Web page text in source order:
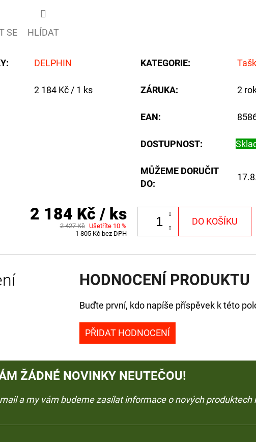
SE HLÍDAT
: DELPHIN
Měrná
2 184 Kč / 1 ks
KATEGORIE:
ZÁRUKA: 2
EAN:
DOSTUPNOST:
MŮŽEME DORUČIT
DO:
2 184 Kč / ks
2 427 Kč Ušetříte 10 %
1 805 Kč bez DPH
DO KOŠÍKU
HODNOCENÍ PRODUKTU
Buďte první, kdo napíše příspěvek k této
PŘIDAT HODNOCENÍ
ŽÁDNÉ NOVINKY NEUTEČOU!
a my vám budeme zasílat informace o nových produktech